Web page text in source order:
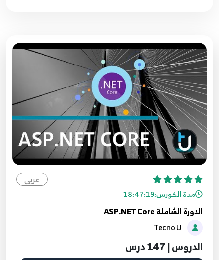
عربي
مدة الكورس:18:47:19
الدورة الشاملة ASP.NET Core
الدروس | 147 درس
14:50
87
087.86. موقع مقالاتي - ارسال رمز التأكيد عبر
الايميل Email Sender
10:07
88
088.87. موقع مقالاتي اختبار عمليات تسجيل الدخول
والخروج والارسال البريدي
17:51
89
089.88. موقع مقالاتي - تعريف صلاحيات
المستخدمين Authorization
7:46
090.89. موقع مقالاتي - Install Entity Framework
5:26